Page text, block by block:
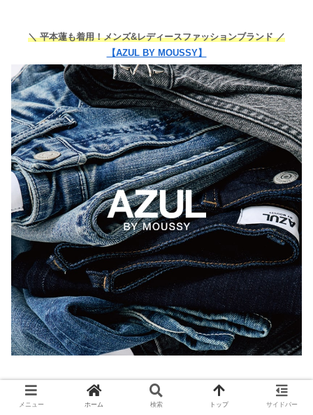
＼ 平本蓮も着用！メンズ&レディースファッションブランド ／
【AZUL BY MOUSSY】
メニュー ホーム 検索 トップ サイドバー